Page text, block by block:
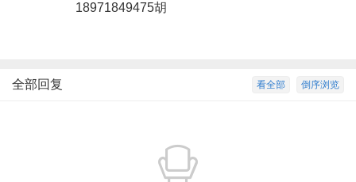
18971849475胡
倒序浏览
看全部
全部回复